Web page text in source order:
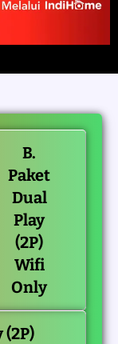
B.
Paket
Dual
Play
(2P)
Wifi
Only
(2P)